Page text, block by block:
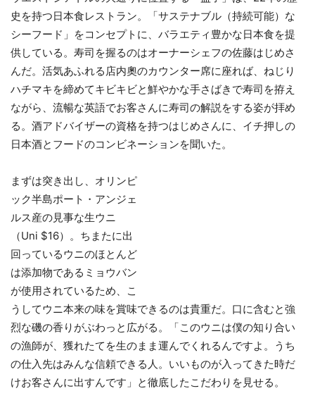
史を持つ日本食レストラン。「サステナブル（持続可能）な
シーフード」をコンセプトに、バラエティ豊かな日本食を提
供している。寿司を握るのはオーナーシェフの佐藤はじめさ
んだ。活気あふれる店内奧のカウンター席に座れば、ねじり
ハチマキを締めてキビキビと鮮やかな手さばきで寿司を拵え
ながら、流暢な英語でお客さんに寿司の解説をする姿が拝め
る。酒アドバイザーの資格を持つはじめさんに、イチ押しの
日本酒とフードのコンビネーションを聞いた。
まずは突き出し、オリンピ
ック半島ポート・アンジェ
ルス産の見事な生ウニ
（Uni $16）。ちまたに出
回っているウニのほとんど
は添加物であるミョウバン
が使用されているため、こ
うしてウニ本来の味を賞味できるのは貴重だ。口に含むと強
烈な磯の香りがぶわっと広がる。「このウニは僕の知り合い
の漁師が、獲れたてを生のまま運んでくれるんですよ。うち
の仕入先はみんな信頼できる人。いいものが入ってきた時だ
けお客さんに出すんです」と徹底したこだわりを見せる。